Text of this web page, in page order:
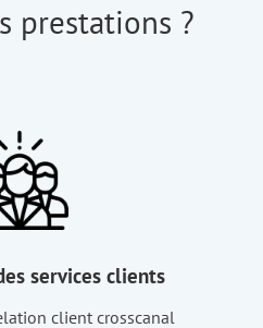
prestations ?
services clients
client crosscanal